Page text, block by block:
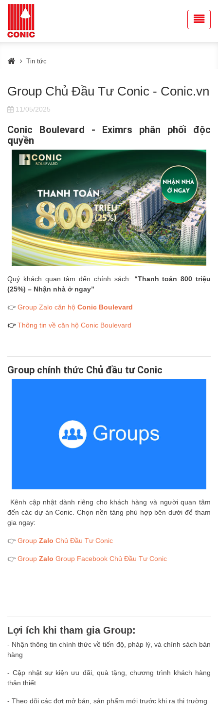
Tin tức
Group Chủ Đầu Tư Conic - Conic.vn
11/05/2025
Conic Boulevard - Eximrs phân phối độc
quyền
Quý khách quan tâm đến chính sách: “Thanh toán 800 triệu
(25%) – Nhận nhà ở ngay”
👉 Group Zalo căn hộ Conic Boulevard
👉Thông tin về căn hộ Conic Boulevard
Group chính thức Chủ đầu tư Conic
Kênh cập nhật dành riêng cho khách hàng và người quan tâm
đến các dự án Conic. Chọn nền tảng phù hợp bên dưới để tham
gia ngay:
👉 Group Zalo Chủ Đầu Tư Conic
👉 Group Zalo Group Facebook Chủ Đầu Tư Conic
Lợi ích khi tham gia Group:
- Nhận thông tin chính thức về tiến độ, pháp lý, và chính sách bán
hàng
- Cập nhật sự kiện ưu đãi, quà tặng, chương trình khách hàng
thân thiết
- Theo dõi các đợt mở bán, sản phẩm mới trước khi ra thị trường